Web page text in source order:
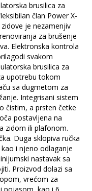
brusilica za
član Power X-
je nezamenjiv
za brušenje
Elektronska kontrola
svakom
brusilica za
upotrebu tokom
sa dugmetom za
Integrisani sistem
čistim, a prsten četke
postavljena na
zidom ili plafonom.
Duga sklopiva ručka
i njeno odlaganje
nastavak sa
Proizvod dolazi sa
vrećom za